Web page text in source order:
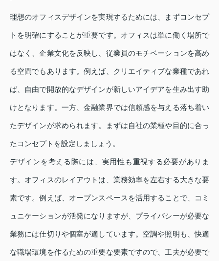
理想のオフィスデザインを実現するためには、まずコンセプ
トを明確にすることが重要です。オフィスは単に働く場所で
はなく、企業文化を反映し、従業員のモチベーションを高め
る空間でもあります。例えば、クリエイティブな業種であれ
ば、自由で開放的なデザインが新しいアイデアを生み出す助
けとなります。一方、金融業界では信頼感を与える落ち着い
たデザインが求められます。まずは自社の業種や目的に合っ
たコンセプトを設定しましょう。
デザインを考える際には、実用性も重視する必要がありま
す。オフィスのレイアウトは、業務効率を左右する大きな要
素です。例えば、オープンスペースを活用することで、コミ
ュニケーションが活発になりますが、プライバシーが必要な
業務には仕切りや個室が適しています。空調や照明も、快適
な職場環境を作るための重要な要素ですので、工夫が必要で